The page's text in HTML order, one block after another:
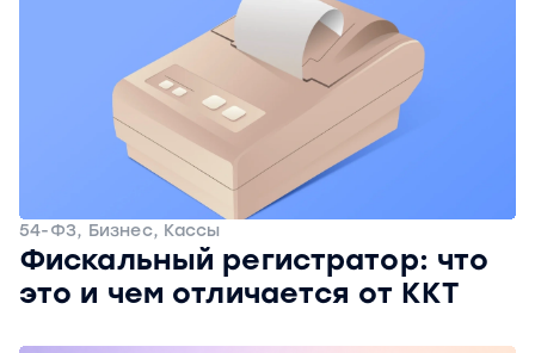
54-ФЗ, Бизнес, Кассы
Фискальный регистратор: что
это и чем отличается от ККТ